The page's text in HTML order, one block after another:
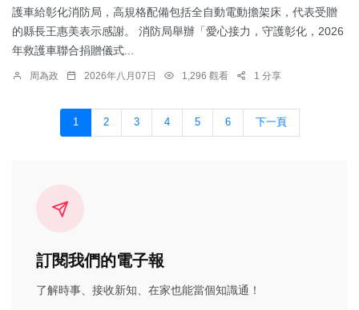
護車給彰化消防局，高規格配備包括全自動電動擔架床，代表受贈
的縣長王惠美表示感謝。 消防局舉辦「愛心接力，守護彰化，2026
年救護車聯合捐贈儀式...
周為政 2026年八月07日 1,296 觀看 1 分享
1 2 3 4 5 6 下一頁
訂閱我們的電子報
了解時事、接收新知、在家也能當個知識通！